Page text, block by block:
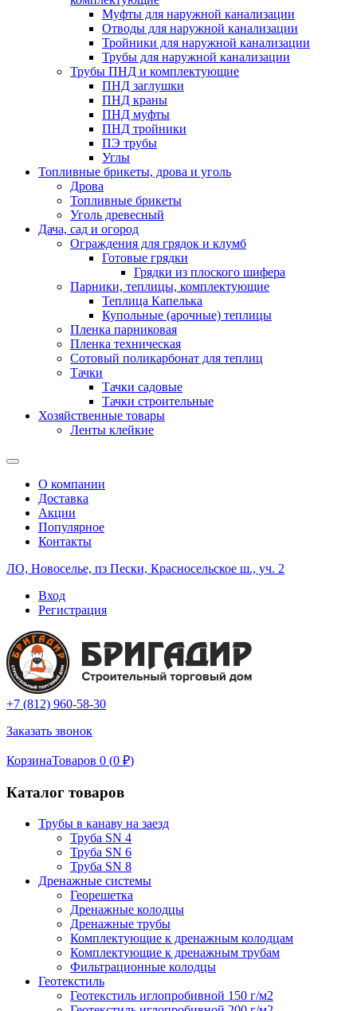
Муфты для наружной канализации
Отводы для наружной канализации
Тройники для наружной канализации
Трубы для наружной канализации
Трубы ПНД и комплектующие
ПНД заглушки
ПНД краны
ПНД муфты
ПНД тройники
ПЭ трубы
Углы
Топливные брикеты, дрова и уголь
Дрова
Топливные брикеты
Уголь древесный
Дача, сад и огород
Ограждения для грядок и клумб
Готовые грядки
Грядки из плоского шифера
Парники, теплицы, комплектующие
Теплица Капелька
Купольные (арочные) теплицы
Пленка парниковая
Пленка техническая
Сотовый поликарбонат для теплиц
Тачки
Тачки садовые
Тачки строительные
Хозяйственные товары
Ленты клейкие
О компании
Доставка
Акции
Популярное
Контакты
ЛО, Новоселье, пз Пески, Красносельское ш., уч. 2
Вход
Регистрация
+7 (812) 960-58-30
Заказать звонок
КорзинаТоваров 0 (0 ₽)
Каталог товаров
Трубы в канаву на заезд
Труба SN 4
Труба SN 6
Труба SN 8
Дренажные системы
Георешетка
Дренажные колодцы
Дренажные трубы
Комплектующие к дренажным колодцам
Комплектующие к дренажным трубам
Фильтрационные колодцы
Геотекстиль
Геотекстиль иглопробивной 150 г/м2